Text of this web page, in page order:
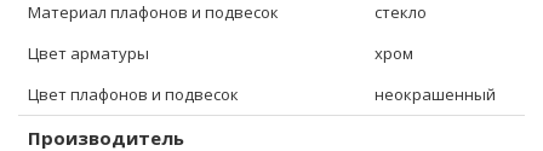
Материал плафонов и подвесок
стекло
Цвет арматуры
хром
Цвет плафонов и подвесок
неокрашенный
Производитель